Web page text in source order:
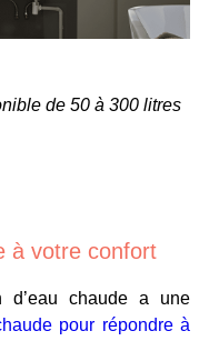
de 50 à 300 litres
à votre confort
chaude a une
pour répondre à